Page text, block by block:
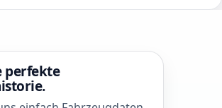
perfekte